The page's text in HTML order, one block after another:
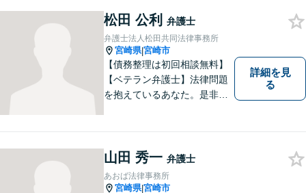
松田 公利 弁護士
弁護士法人松田共同法律事務所
宮崎県|宮崎市
【債務整理は初回相談無料】
【ベテラン弁護士】法律問題
を抱えているあなた。是非一
詳細を見
る
山田 秀一 弁護士
あおば法律事務所
宮崎県|宮崎市